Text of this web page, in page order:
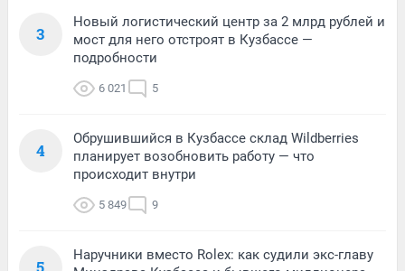
3
Новый логистический центр за 2 млрд рублей и
мост для него отстроят в Кузбассе —
подробности
6 021 5
4
Обрушившийся в Кузбассе склад Wildberries
планирует возобновить работу — что
происходит внутри
5 849 9
Наручники вместо Rolex: как судили экс-главу